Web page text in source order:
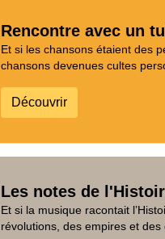
Rencontre avec un
Et si les chansons étaient des
chansons devenues cultes
Découvrir
Les notes de
Et si la musique racontait
révolutions, des empires et